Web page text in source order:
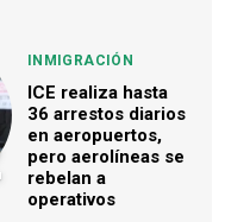
INMIGRACIÓN
ICE realiza hasta
36 arrestos diarios
en aeropuertos,
pero aerolíneas se
rebelan a
operativos